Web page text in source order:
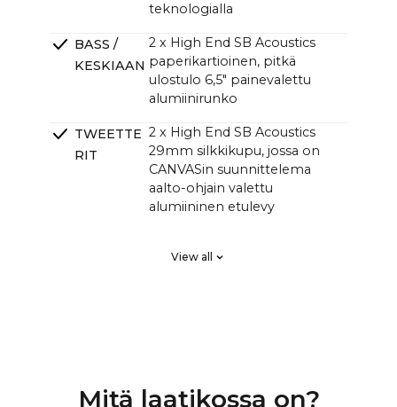
teknologialla
BASS /
KESKIAAN
2 x High End SB Acoustics
paperikartioinen, pitkä
ulostulo 6,5" painevalettu
alumiinirunko
TWEETTE
RIT
2 x High End SB Acoustics
29mm silkkikupu, jossa on
CANVASin suunnittelema
aalto-ohjain valettu
alumiininen etulevy
pienihäviöinen korkea
korkealuokkainen
View all
Mitä laatikossa on?